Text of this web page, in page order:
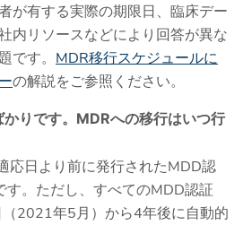
が有する実際の期限日、臨床デー
内リソースなどにより回答が異な
です。 MDR移行スケジュールに
の解説をご参照ください。
りです。MDRへの移行はいつ行
応日より前に発行されたMDD認
す。ただし、すべてのMDD認証
2021年5月）から4年後に自動的